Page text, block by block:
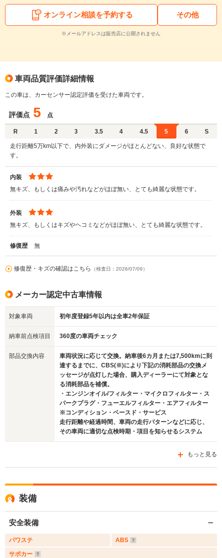
オンライン相談を予約する その他
※メールアドレスは販売店に公開されません
車両品質評価詳細情報
この車は、カーセンサー認定評価を受けた車両です。
評価点 5 点
R 1 2 3 3.5 4 4.5 5 6 S
走行距離5万km以下で、内外装にダメージがほとんどない、良好な状態で
す。
内装
無キズ、もしくは痛みや汚れなどがほぼ無い、とても綺麗な状態です。
外装
無キズ、もしくはキズやヘコミなどがほぼ無い、とても綺麗な状態です。
修復歴 無
修復歴・キズの確認はこちら （検査日：2026/07/09）
メーカー認定中古車情報
対象車両 初年度登録5年以内は全車2年保証
納車前点検項目 360度の車両チェック
部品交換内容
車両状況に応じて交換。納車後6カ月または7,500kmに到
達するまでに、CBS(※)により下記の消耗部品の交換メ
ッセージが点灯した場合、購入ディーラーにて対象とな
る消耗部品を補償。
・エンジンオイル/フィルター・マイクロフィルター・ス
パークプラグ・フューエルフィルター・エアフィルター
※コンディション・ベースド・サービス
走行距離や経過時間、車両の走行パターンなどに応じ、
その車両に適切な点検時期・項目を知らせるシステム
もっと見る
装備
安全装備
パワステ
ABS
サポカー